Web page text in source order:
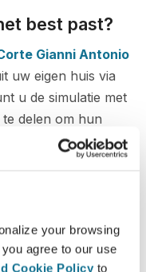
your browsing
agree to our use
Cookie Policy to
best past?
Gianni Antonio
uw eigen huis via
u de simulatie met
delen om hun